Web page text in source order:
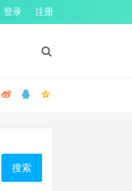
登录 注册
搜索